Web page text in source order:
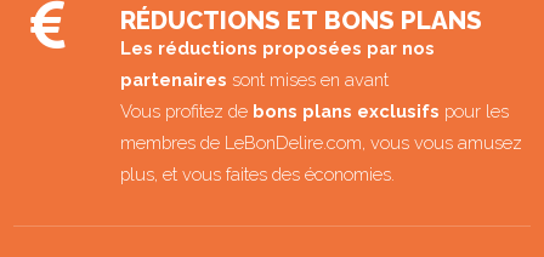
RÉDUCTIONS ET BONS PLANS
Les réductions proposées par nos
partenaires sont mises en avant
Vous profitez de bons plans exclusifs pour les
membres de LeBonDelire.com, vous vous amusez
plus, et vous faites des économies.